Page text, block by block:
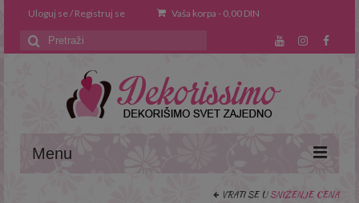
Uloguj se / Registruj se Vaša korpa - 0,00 DIN
Search
for:
Menu
VRATI SE USNIŽENJE CENA